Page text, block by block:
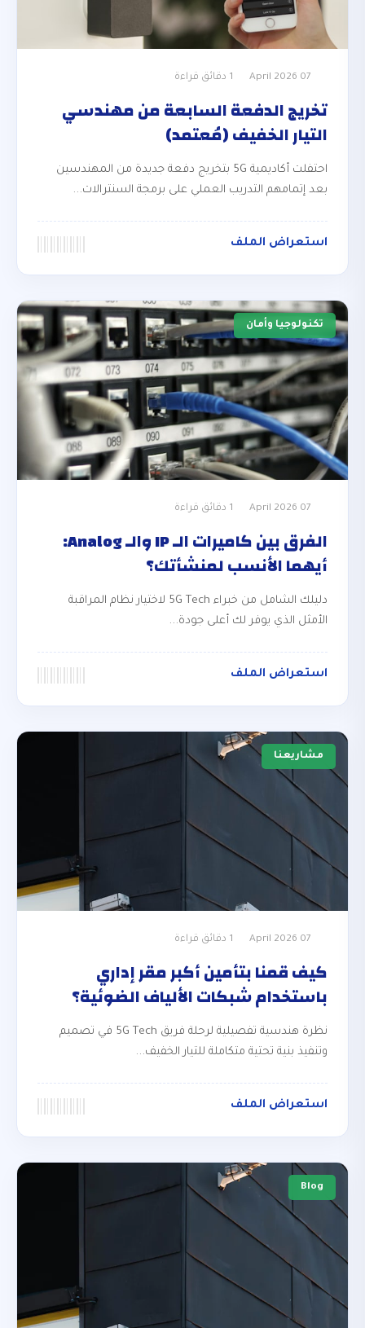
تخريج الدفعة السابعة من مهندسي
التيار الخفيف (مُعتمد)
احتفلت أكاديمية 5G بتخريج دفعة جديدة من المهندسين
بعد إتمامهم التدريب العملي على برمجة السنترالات...
استعراض الملف
تكنولوجيا وأمان
الفرق بين كاميرات الـ IP والـ Analog:
أيهما الأنسب لمنشأتك؟
دليلك الشامل من خبراء 5G Tech لاختيار نظام المراقبة
الأمثل الذي يوفر لك أعلى جودة...
استعراض الملف
مشاريعنا
كيف قمنا بتأمين أكبر مقر إداري
باستخدام شبكات الألياف الضوئية؟
نظرة هندسية تفصيلية لرحلة فريق 5G Tech في تصميم
وتنفيذ بنية تحتية متكاملة للتيار الخفيف...
استعراض الملف
Blog